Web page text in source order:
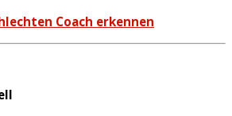
Coach erkennen